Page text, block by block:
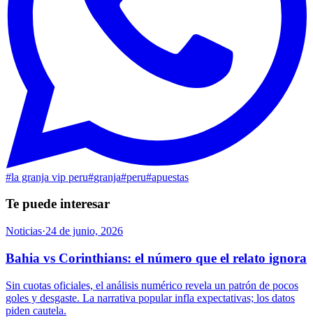
#la granja vip peru#granja#peru#apuestas
Te puede interesar
Noticias·24 de junio, 2026
Bahia vs Corinthians: el número que el relato ignora
Sin cuotas oficiales, el análisis numérico revela un patrón de pocos
goles y desgaste. La narrativa popular infla expectativas; los datos
piden cautela.